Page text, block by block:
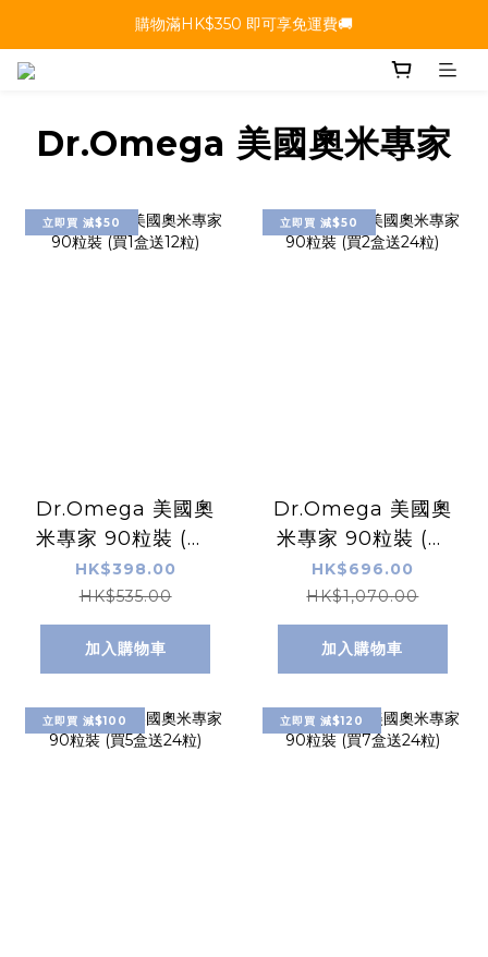
購物滿HK$350 即可享免運費🚚
Dr.Omega 美國奧米專家
立即買 減$50
Dr.Omega 美國奧
米專家 90粒裝 (買1
盒送12粒)
HK$398.00
HK$535.00
加入購物車
立即買 減$50
Dr.Omega 美國奧
米專家 90粒裝 (買
2盒送24粒)
HK$696.00
HK$1,070.00
加入購物車
立即買 減$100 立即買 減$120